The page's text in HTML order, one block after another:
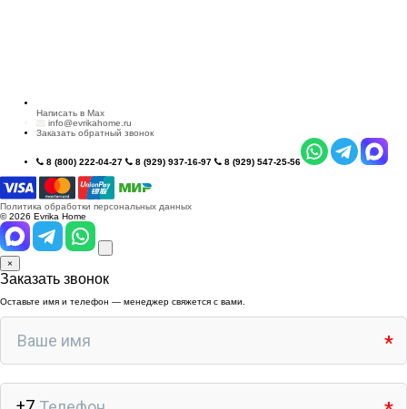
Написать в Max
info@evrikahome.ru
Заказать обратный звонок
8 (800) 222-04-27 8 (929) 937-16-97 8 (929) 547-25-56
Политика обработки персональных данных
© 2026 Evrika Home
×
Заказать звонок
Оставьте имя и телефон — менеджер свяжется с вами.